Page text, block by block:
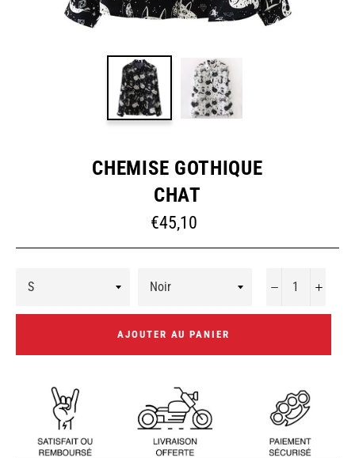
CHEMISE GOTHIQUE
CHAT
Prix
régulier
€45,10
− +
AJOUTER AU PANIER